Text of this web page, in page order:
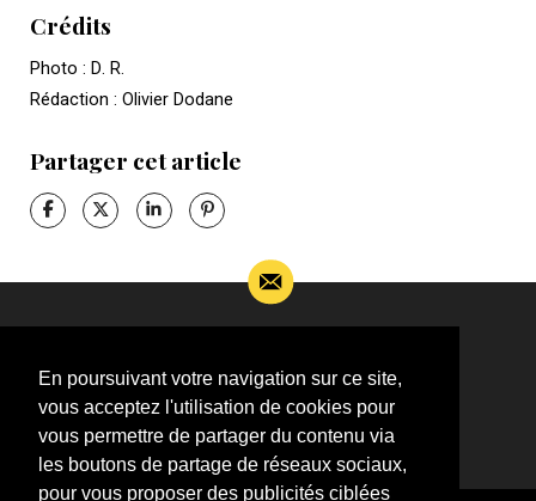
En poursuivant votre navigation sur ce site,
vous acceptez l'utilisation de cookies pour
vous permettre de partager du contenu via
les boutons de partage de réseaux sociaux,
pour vous proposer des publicités ciblées
Crédits
Photo : D. R.
Rédaction : Olivier Dodane
Partager cet article
complémentaires sur l’actualité de Jean-Jacques
Goldman,
ÉCRIVEZ-MOI !